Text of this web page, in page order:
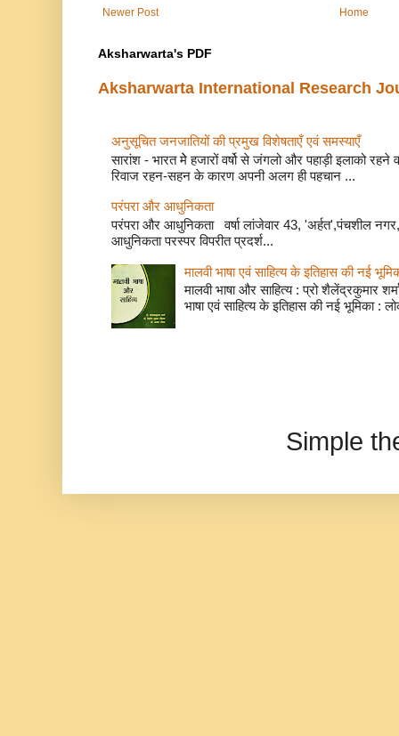
Newer Post Home
Aksharwarta's PDF
Aksharwarta International Research
अनुसूचित जनजातियों की प्रमुख विशेषताएँ एवं
सारांश - भारत मेे हजारों वर्षो से जंगलो और पहाड़ी इलाको रहने
रिवाज रहन-सहन के कारण अपनी अलग ही पहचान ...
परंपरा और आधुनिकता
परंपरा और आधुनिकता वर्षा लांजेवार 43, 'अर्हत',पंचशील नगर,
आधुनिकता परस्पर विपरीत प्रदर्श...
मालवी भाषा एवं साहित्य के इतिहास की नई
मालवी भाषा और साहित्य : प्रो शैलेंद्रकुमार
भाषा एवं साहित्य के इतिहास की नई भूमिका :
Simple